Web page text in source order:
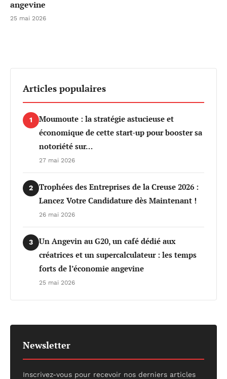
angevine
25 mai 2026
Articles populaires
1
Moumoute : la stratégie astucieuse et
économique de cette start-up pour booster sa
notoriété sur…
27 mai 2026
2
Trophées des Entreprises de la Creuse 2026 :
Lancez Votre Candidature dès Maintenant !
26 mai 2026
3
Un Angevin au G20, un café dédié aux
créatrices et un supercalculateur : les temps
forts de l’économie angevine
25 mai 2026
Newsletter
Inscrivez-vous pour recevoir nos derniers articles